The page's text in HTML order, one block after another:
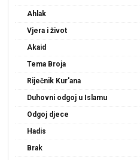
Ahlak
Vjera i život
Akaid
Tema Broja
Riječnik Kur'ana
Duhovni odgoj u Islamu
Odgoj djece
Hadis
Brak